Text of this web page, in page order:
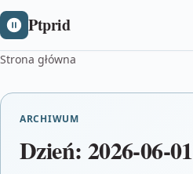
Ptprid
Strona główna
ARCHIWUM
Dzień: 2026-06-01